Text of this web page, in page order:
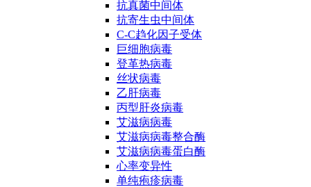
抗真菌中间体
抗寄生虫中间体
C-C趋化因子受体
巨细胞病毒
登革热病毒
丝状病毒
乙肝病毒
丙型肝炎病毒
艾滋病病毒
艾滋病病毒整合酶
艾滋病病毒蛋白酶
心率变异性
单纯疱疹病毒